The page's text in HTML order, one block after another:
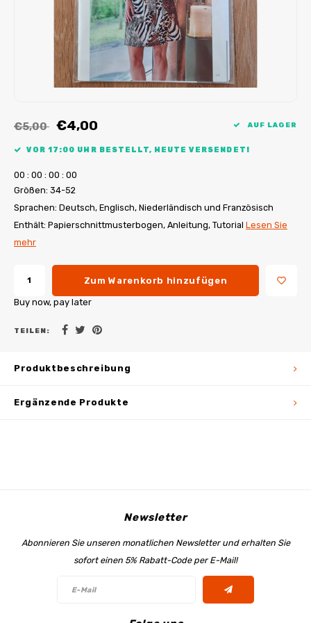
My Image Tutorials
My Image Korrekturen
B-Trendy Korrekturen
Applikationen
Ebook Plotservice
€5,00 €4,00 AUF LAGER
VOR 17:00 UHR BESTELLT, HEUTE VERSENDET!
00 : 00 : 00 : 00
Größen: 34-52
Sprachen: Deutsch, Englisch, Niederländisch und Französisch
Enthält: Papierschnittmusterbogen, Anleitung, Tutorial Lesen Sie
mehr
Zum Warenkorb hinzufügen
Buy now, pay later
TEILEN:
Produktbeschreibung
Ergänzende Produkte
Newsletter
Abonnieren Sie unseren monatlichen Newsletter und erhalten Sie
sofort einen 5% Rabatt-Code per E-Mail!